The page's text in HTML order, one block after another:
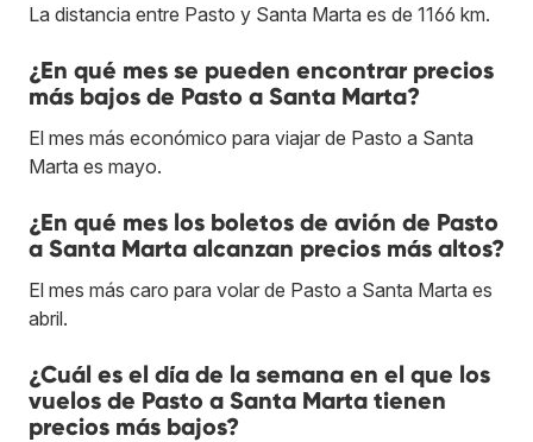
La distancia entre Pasto y Santa Marta es de 1166 km.
¿En qué mes se pueden encontrar precios
más bajos de Pasto a Santa Marta?
El mes más económico para viajar de Pasto a Santa
Marta es mayo.
¿En qué mes los boletos de avión de Pasto
a Santa Marta alcanzan precios más altos?
El mes más caro para volar de Pasto a Santa Marta es
abril.
¿Cuál es el día de la semana en el que los
vuelos de Pasto a Santa Marta tienen
precios más bajos?